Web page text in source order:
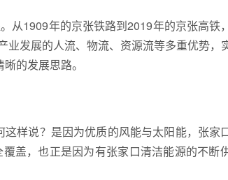
从1909年的京张铁路到2019年的京张高铁
发展的人流、物流、资源流等多重优势，
的发展思路。
样说？是因为优质的风能与太阳能，张家
盖，也正是因为有张家口清洁能源的不断